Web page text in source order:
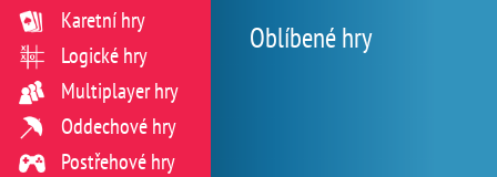
Oblíbené hry
Karetní hry
Logické hry
Multiplayer hry
Oddechové hry
Postřehové hry